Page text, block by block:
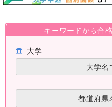
キーワードから合
大学
大学名
都道府県